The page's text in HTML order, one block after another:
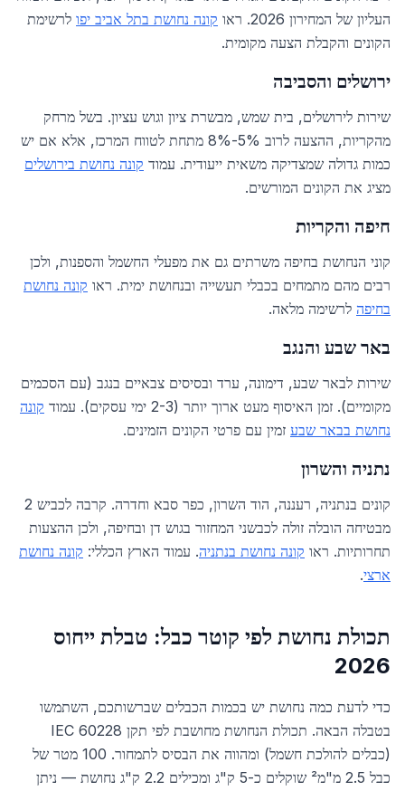
העליון של המחירון 2026. ראו
קונה נחושת בתל אביב יפו לרשימת
הקונים והקבלת הצעה מקומית.
ירושלים והסביבה
שירות לירושלים, בית שמש, מבשרת ציון וגוש עציון. בשל מרחק
מהקריות, ההצעה לרוב 5%-8% מתחת לטווח המרכז, אלא אם יש
כמות גדולה שמצדיקה משאית ייעודית. עמוד קונה נחושת בירושלים
מציג את הקונים המורשים.
חיפה והקריות
קוני הנחושת בחיפה משרתים גם את מפעלי החשמל והספנות, ולכן
רבים מהם מתמחים בכבלי תעשייה ובנחושת ימית. ראו קונה נחושת
בחיפה לרשימה מלאה.
באר שבע והנגב
שירות לבאר שבע, דימונה, ערד ובסיסים צבאיים בנגב (עם הסכמים
מקומיים). זמן האיסוף מעט ארוך יותר (2-3 ימי עסקים). עמוד
קונה
נחושת בבאר שבע זמין עם פרטי הקונים הזמינים.
נתניה והשרון
קונים בנתניה, רעננה, הוד השרון, כפר סבא וחדרה. קרבה לכביש 2
מבטיחה הובלה זולה לכבשני המחזור בגוש דן ובחיפה, ולכן ההצעות
תחרותיות. ראו קונה נחושת בנתניה. עמוד הארץ הכללי: קונה נחושת
ארצי.
תכולת נחושת לפי קוטר כבל: טבלת ייחוס
2026
כדי לדעת כמה נחושת יש בכמות הכבלים שברשותכם, השתמשו
בטבלה הבאה. תכולת הנחושת מחושבת לפי תקן IEC 60228
(כבלים להולכת חשמל) ומהווה את הבסיס לתמחור. 100 מטר של
כבל 2.5 מ"מ² שוקלים כ-5 ק"ג ומכילים 2.2 ק"ג נחושת — ניתן